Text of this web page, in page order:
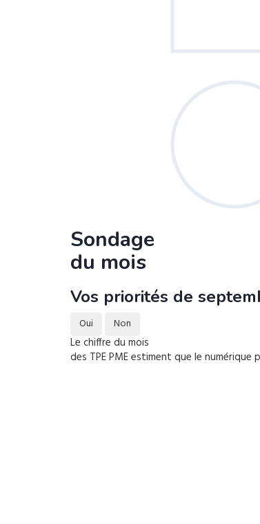
Sondage
du mois
Vos priorités de
Oui Non
Le chiffre du mois
des TPE PME estiment que le numérique